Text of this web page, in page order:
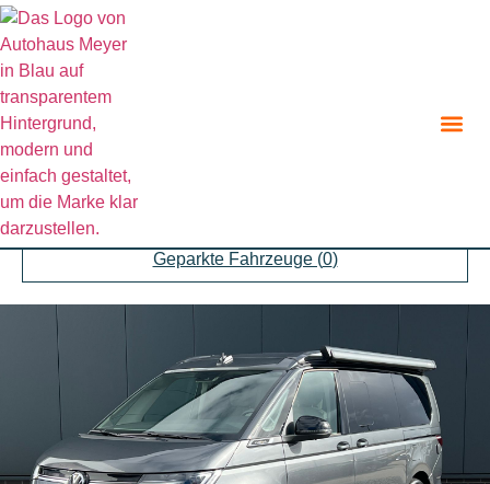
Zurück zur Suche
Geparkte Fahrzeuge (0)